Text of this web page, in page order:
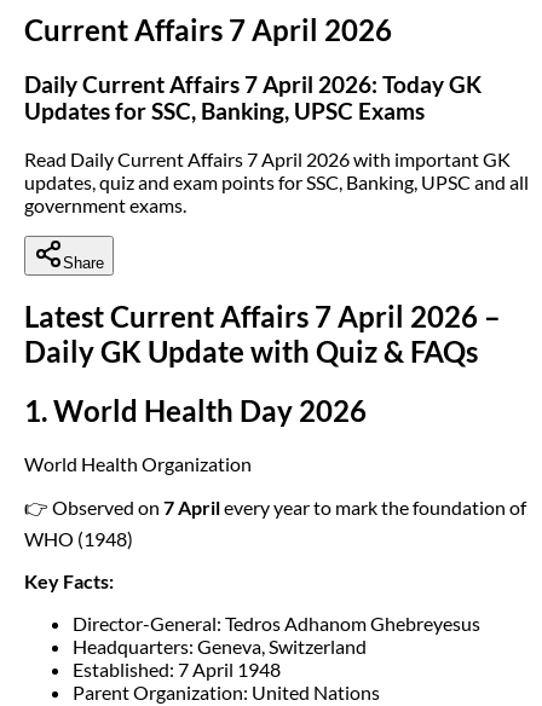
Current Affairs 7 April 2026
Daily Current Affairs 7 April 2026: Today GK
Updates for SSC, Banking, UPSC Exams
Read Daily Current Affairs 7 April 2026 with important GK
updates, quiz and exam points for SSC, Banking, UPSC and all
government exams.
Share
Latest Current Affairs 7 April 2026 –
Daily GK Update with Quiz & FAQs
1. World Health Day 2026
World Health Organization
👉 Observed on 7 Aprilevery year to mark the foundation of
WHO (1948)
Key Facts:
Director-General: Tedros Adhanom Ghebreyesus
Headquarters: Geneva, Switzerland
Established: 7 April 1948
Parent Organization: United Nations